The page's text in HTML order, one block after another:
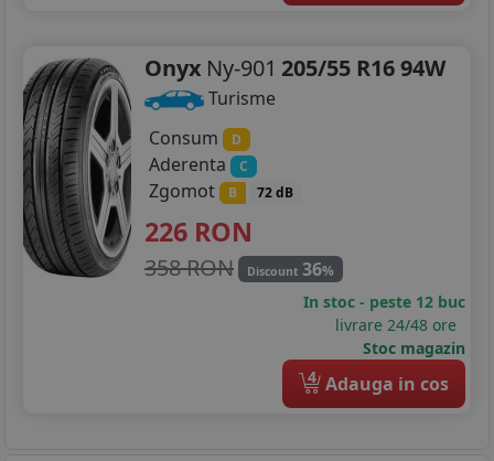
Onyx Ny-901 205/55 R16 94W
Turisme
Consum
D
Aderenta C
Zgomot B 72 dB
226 RON
358 RON Discount 36%
In stoc - peste 12 buc
livrare 24/48 ore
Stoc magazin
4 Adauga in cos